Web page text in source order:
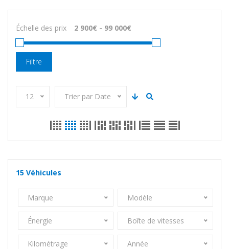
Échelle des prix
Filtre
12 Trier par Date
15 Véhicules
Marque Modèle
Énergie Boîte de vitesses
Kilométrage Année